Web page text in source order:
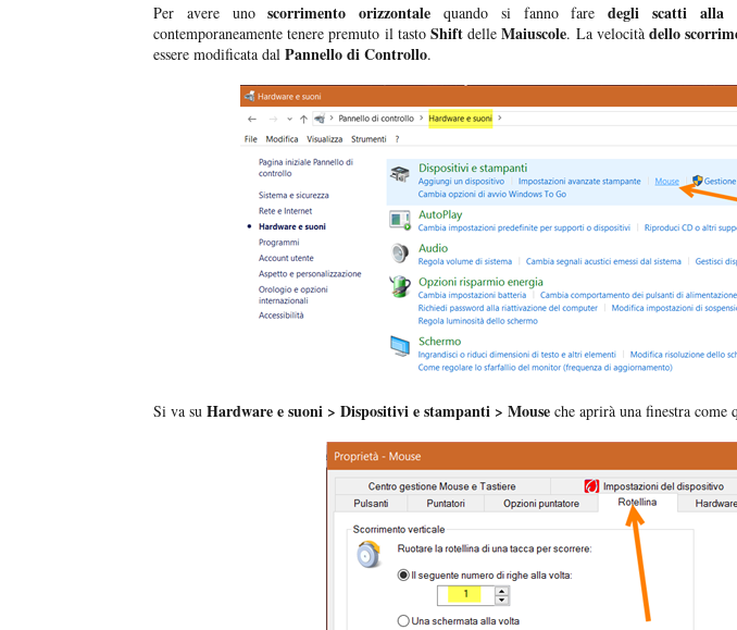
Per avere unoscorrimento orizzontale quando si fanno faredegli scatti alla
contemporaneamente tenere premuto il tastoShift delle Maiuscole. La velocitàdello
essere modificata dal Pannello di Controllo.
Si va su Hardware e suoni > Dispositivi e stampanti > Mouse che aprirà una finestra come